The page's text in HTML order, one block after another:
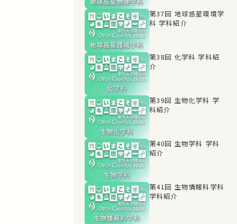
第37回 地球惑星環境学
科 学科紹介
第38回 化学科 学科紹
介
第39回 生物化学科 学
科紹介
第40回 生物学科 学科
紹介
第41回 生物情報科学科
学科紹介